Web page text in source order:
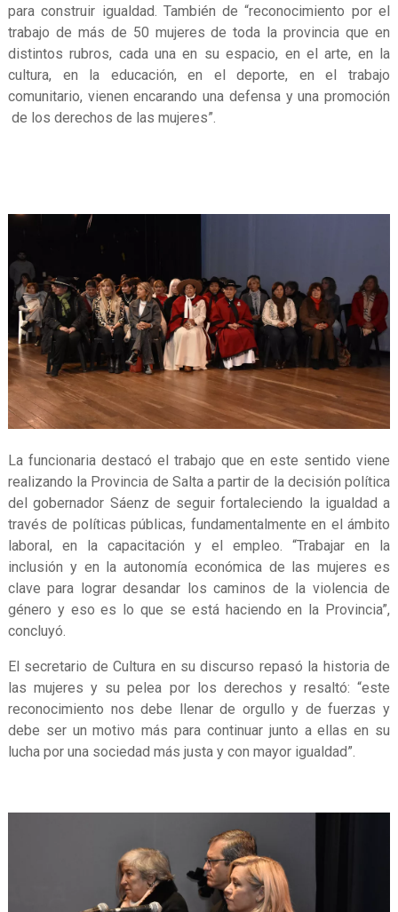
para construir igualdad. También de “reconocimiento por el
trabajo de más de 50 mujeres de toda la provincia que en
distintos rubros, cada una en su espacio, en el arte, en la
cultura, en la educación, en el deporte, en el trabajo
comunitario, vienen encarando una defensa y una promoción
de los derechos de las mujeres”.
La funcionaria destacó el trabajo que en este sentido viene
realizando la Provincia de Salta a partir de la decisión política
del gobernador Sáenz de seguir fortaleciendo la igualdad a
través de políticas públicas, fundamentalmente en el ámbito
laboral, en la capacitación y el empleo. “Trabajar en la
inclusión y en la autonomía económica de las mujeres es
clave para lograr desandar los caminos de la violencia de
género y eso es lo que se está haciendo en la Provincia”,
concluyó.
El secretario de Cultura en su discurso repasó la historia de
las mujeres y su pelea por los derechos y resaltó: “este
reconocimiento nos debe llenar de orgullo y de fuerzas y
debe ser un motivo más para continuar junto a ellas en su
lucha por una sociedad más justa y con mayor igualdad”.